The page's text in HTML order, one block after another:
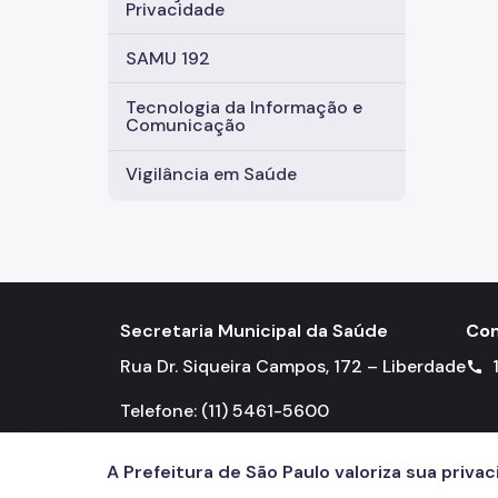
Privacidade
SAMU 192
Tecnologia da Informação e
Comunicação
Vigilância em Saúde
Secretaria Municipal da Saúde
Rua Dr. Siqueira Campos, 172 – Liberdade
Telefone: (11) 5461-5600
call
A Prefeitura de São Paulo valoriza sua